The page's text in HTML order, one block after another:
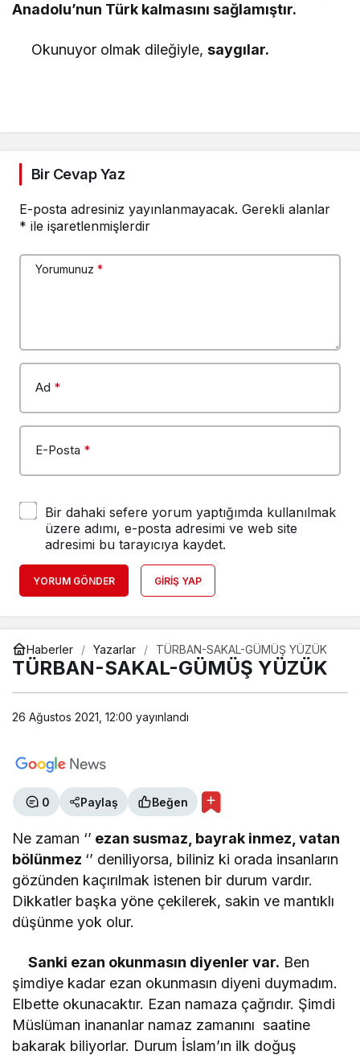
Anadolu’nun Türk kalmasını sağlamıştır.
Okunuyor olmak dileğiyle,saygılar.
Bir Cevap Yaz
E-posta adresiniz yayınlanmayacak. Gerekli alanlar
* ile işaretlenmişlerdir
Yorumunuz *
Ad *
E-Posta *
Bir dahaki sefere yorum yaptığımda kullanılmak
üzere adımı, e-posta adresimi ve web site
adresimi bu tarayıcıya kaydet.
YORUM GÖNDER GIRIŞ YAP
Haberler Yazarlar TÜRBAN-SAKAL-GÜMÜŞ YÜZÜK
TÜRBAN-SAKAL-GÜMÜŞ YÜZÜK
26 Ağustos 2021, 12:00 yayınlandı
0 Paylaş Beğen
Ne zaman ‘’ ezan susmaz, bayrak inmez, vatan
bölünmez ‘’ deniliyorsa, biliniz ki orada insanların
gözünden kaçırılmak istenen bir durum vardır.
Dikkatler başka yöne çekilerek, sakin ve mantıklı
düşünme yok olur.
Sanki ezan okunmasın diyenler var. Ben
şimdiye kadar ezan okunmasın diyeni duymadım.
Elbette okunacaktır. Ezan namaza çağrıdır. Şimdi
Müslüman inananlar namaz zamanını saatine
bakarak biliyorlar. Durum İslam’ın ilk doğuş